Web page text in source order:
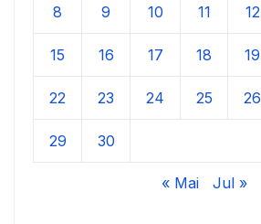
8 9 10 11 12
15 16 17 18 19
22 23 24 25 26
29 30
« Mai Jul »